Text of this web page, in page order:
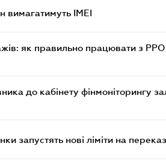
вимагатимуть IMEI
як правильно працювати з
до кабінету фінмоніторингу
запустять нові ліміти на